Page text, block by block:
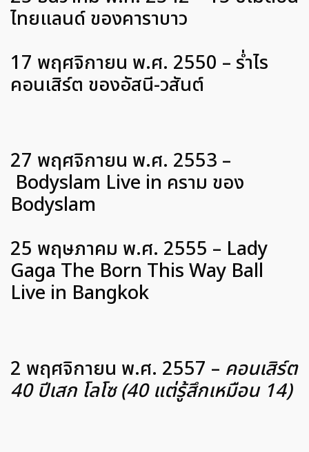
ไทยแลนด์ ของคาราบาว
17 พฤศจิกายน พ.ศ. 2550 – ร่ำไร
คอนเสิร์ต ของอัสนี-วสันต์
27 พฤศจิกายน พ.ศ. 2553 –
Bodyslam Live in คราม ของ
Bodyslam
25 พฤษภาคม พ.ศ. 2555 – Lady
Gaga The Born This Way Ball
Live in Bangkok
2 พฤศจิกายน พ.ศ. 2557 – คอนเสิร์ต
40 ปีเสก โลโซ (40 แต่รู้สึกเหมือน 14)